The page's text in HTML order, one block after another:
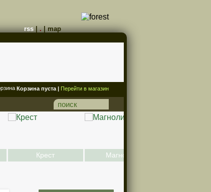
rss|.|map
Корзина пуста | Перейти в магазин
Крест Магнолия